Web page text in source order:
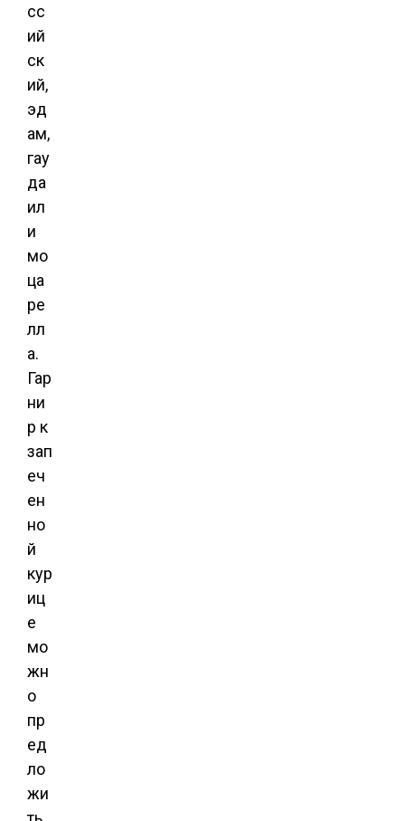
сс
ий
ск
ий,
эд
ам,
гау
да
ил
и
мо
ца
ре
лл
а.
Гар
ни
р к
зап
еч
ен
но
й
кур
иц
е
мо
жн
о
пр
ед
ло
жи